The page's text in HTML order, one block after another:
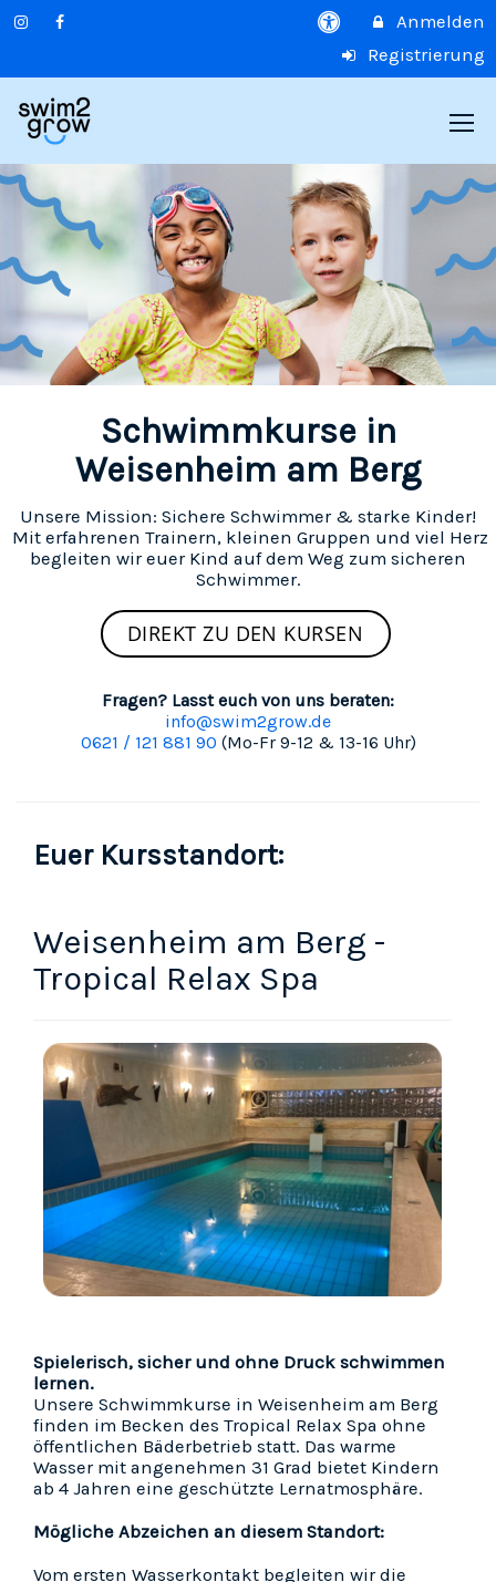
Anmelden
Registrierung
Schwimmkurse in
Weisenheim am Berg
Unsere Mission: Sichere Schwimmer & starke Kinder!
Mit erfahrenen Trainern, kleinen Gruppen und viel Herz
begleiten wir euer Kind auf dem Weg zum sicheren
Schwimmer.
DIREKT ZU DEN KURSEN
Fragen? Lasst euch von uns beraten:
info@swim2grow.de
0621 / 121 881 90 (Mo-Fr 9-12 & 13-16 Uhr)
Euer Kursstandort:
Weisenheim am Berg -
Tropical Relax Spa
Spielerisch, sicher und ohne Druck schwimmen
lernen.
Unsere Schwimmkurse in Weisenheim am Berg
finden im Becken des Tropical Relax Spa ohne
öffentlichen Bäderbetrieb statt. Das warme
Wasser mit angenehmen 31 Grad bietet Kindern
ab 4 Jahren eine geschützte Lernatmosphäre.
Mögliche Abzeichen an diesem Standort:
Vom ersten Wasserkontakt begleiten wir die